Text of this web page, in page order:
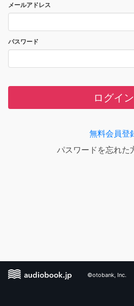
メールアドレス
パスワード
ログイン
無料会員登
パスワードを忘れた
©otobank, Inc.